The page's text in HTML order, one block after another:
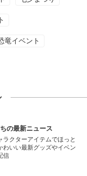
竜イベント
の最新ニュース
ラクターアイテムでほっと
わいい最新グッズやイベン
信